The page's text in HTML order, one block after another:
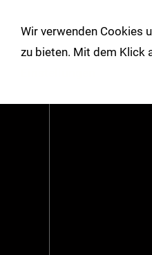
Shop
Wir verwenden Cookies
zu bieten. Mit dem Klick